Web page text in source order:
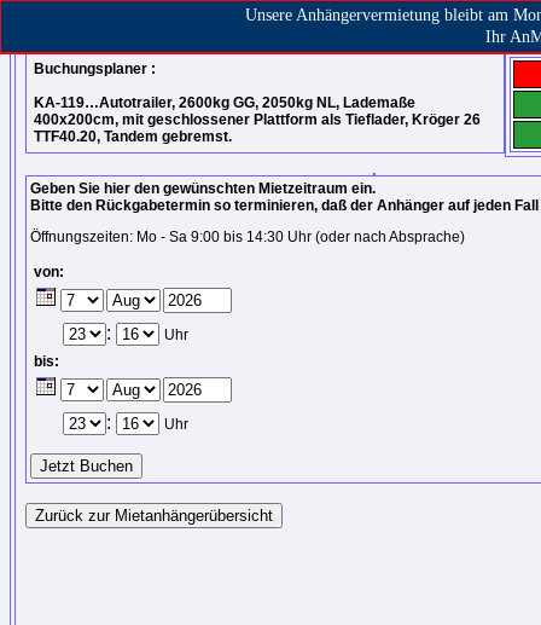
Unsere Anhängervermietung bleibt am
Ihr
Buchungsplaner :
KA-119…Autotrailer, 2600kg GG, 2050kg NL, Lademaße
400x200cm, mit geschlossener Plattform als Tieflader, Kröger 26
TTF40.20, Tandem gebremst.
Geben Sie hier den gewünschten Mietzeitraum ein.
Bitte den Rückgabetermin so terminieren, daß der Anhänger auf jeden
Öffnungszeiten: Mo - Sa 9:00 bis 14:30 Uhr (oder nach Absprache)
von:
:
Uhr
bis:
: Uhr